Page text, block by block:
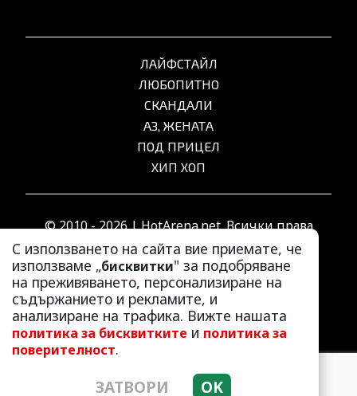
С използването на сайта вие приемате, че
използваме „бисквитки" за подобряване
на преживяването, персонализиране на
съдържанието и рекламите, и
анализиране на трафика. Вижте нашата
политика за бисквитките и политика за
поверителност.
ЗАТВОРИ OK
ЛАЙФСТАЙЛ
ЛЮБОПИТНО
СКАНДАЛИ
АЗ, ЖЕНАТА
ПОД ПРИЦЕЛ
ХИП ХОП
© 2010 - 2026 | HotArena.net. Всички права
запазени.
РЕКЛАМА
КОНТАКТИ
ОБЩИ УСЛОВИЯ
ПОЛИТИКА ЗА ПОВЕРИТЕЛНОСТ
ПОЛИТИКА ЗА БИСКВИТКИТЕ